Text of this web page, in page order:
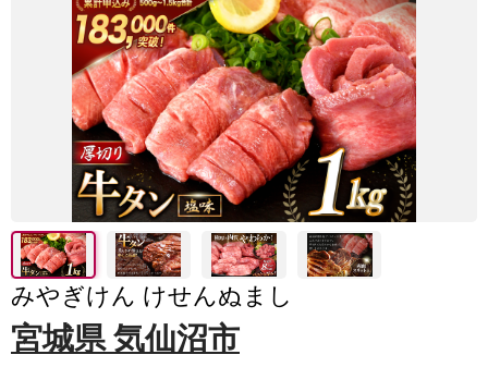
みやぎけん けせんぬまし
宮城県 気仙沼市